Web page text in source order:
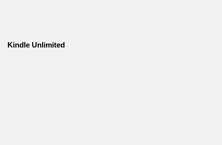
Kindle Unlimited